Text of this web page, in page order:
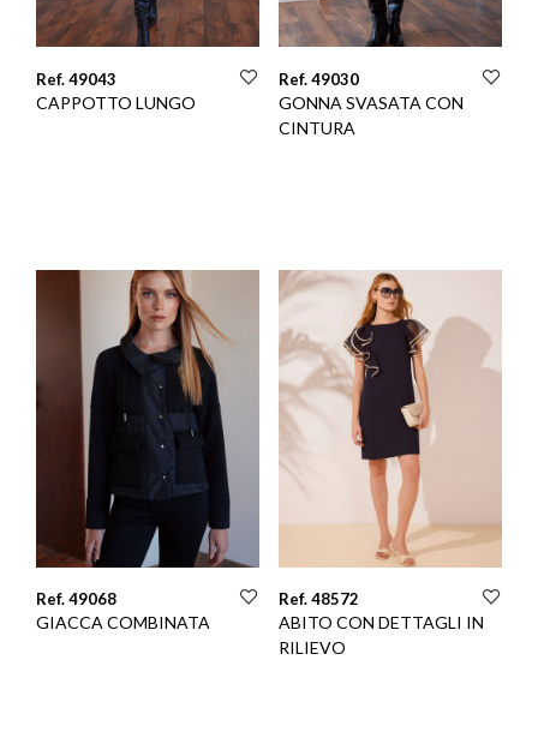
Ref. 49043
CAPPOTTO LUNGO
Ref. 49030
GONNA SVASATA CON
CINTURA
Ref. 49068
GIACCA COMBINATA
Ref. 48572
ABITO CON DETTAGLI IN
RILIEVO